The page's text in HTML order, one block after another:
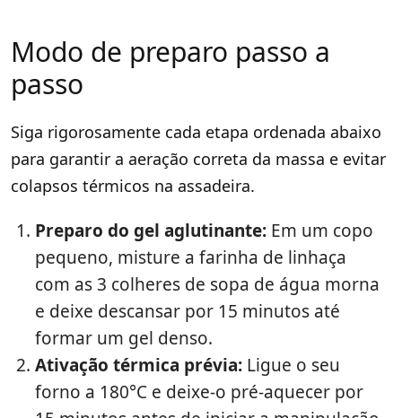
Modo de preparo passo a
passo
Siga rigorosamente cada etapa ordenada abaixo
para garantir a aeração correta da massa e evitar
colapsos térmicos na assadeira.
Preparo do gel aglutinante: Em um copo
pequeno, misture a farinha de linhaça
com as 3 colheres de sopa de água morna
e deixe descansar por 15 minutos até
formar um gel denso.
Ativação térmica prévia: Ligue o seu
forno a 180°C e deixe-o pré-aquecer por